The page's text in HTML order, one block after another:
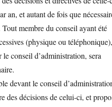
an, et autant de fois que
membre du conseil ayant été
(physique ou
conseil d’administration, sera
devant le conseil
des décisions de celui-ci, et